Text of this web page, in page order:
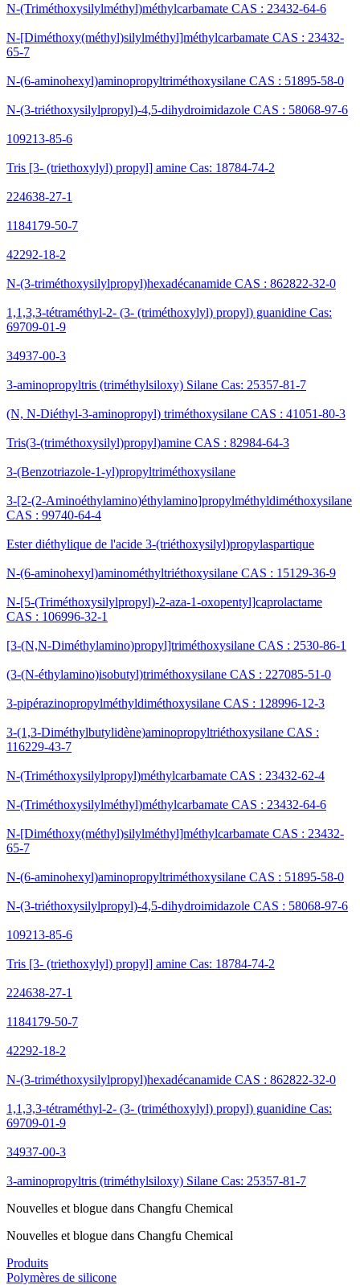
N-(Triméthoxysilylméthyl)méthylcarbamate CAS : 23432-64-6
N-[Diméthoxy(méthyl)silylméthyl]méthylcarbamate CAS : 23432-
65-7
N-(6-aminohexyl)aminopropyltriméthoxysilane CAS : 51895-58-0
N-(3-triéthoxysilylpropyl)-4,5-dihydroimidazole CAS : 58068-97-6
109213-85-6
Tris [3- (triethoxylyl) propyl] amine Cas: 18784-74-2
224638-27-1
1184179-50-7
42292-18-2
N-(3-triméthoxysilylpropyl)hexadécanamide CAS : 862822-32-0
1,1,3,3-tétraméthyl-2- (3- (triméthoxylyl) propyl) guanidine Cas:
69709-01-9
34937-00-3
3-aminopropyltris (triméthylsiloxy) Silane Cas: 25357-81-7
(N, N-Diéthyl-3-aminopropyl) triméthoxysilane CAS : 41051-80-3
Tris(3-(triméthoxysilyl)propyl)amine CAS : 82984-64-3
3-(Benzotriazole-1-yl)propyltriméthoxysilane
3-[2-(2-Aminoéthylamino)éthylamino]propylméthyldiméthoxysilane
CAS : 99740-64-4
Ester diéthylique de l'acide 3-(triéthoxysilyl)propylaspartique
N-(6-aminohexyl)aminométhyltriéthoxysilane CAS : 15129-36-9
N-[5-(Triméthoxysilylpropyl)-2-aza-1-oxopentyl]caprolactame
CAS : 106996-32-1
[3-(N,N-Diméthylamino)propyl]triméthoxysilane CAS : 2530-86-1
(3-(N-éthylamino)isobutyl)triméthoxysilane CAS : 227085-51-0
3-pipérazinopropylméthyldiméthoxysilane CAS : 128996-12-3
3-(1,3-Diméthylbutylidène)aminopropyltriéthoxysilane CAS :
116229-43-7
N-(Triméthoxysilylpropyl)méthylcarbamate CAS : 23432-62-4
N-(Triméthoxysilylméthyl)méthylcarbamate CAS : 23432-64-6
N-[Diméthoxy(méthyl)silylméthyl]méthylcarbamate CAS : 23432-
65-7
N-(6-aminohexyl)aminopropyltriméthoxysilane CAS : 51895-58-0
N-(3-triéthoxysilylpropyl)-4,5-dihydroimidazole CAS : 58068-97-6
109213-85-6
Tris [3- (triethoxylyl) propyl] amine Cas: 18784-74-2
224638-27-1
1184179-50-7
42292-18-2
N-(3-triméthoxysilylpropyl)hexadécanamide CAS : 862822-32-0
1,1,3,3-tétraméthyl-2- (3- (triméthoxylyl) propyl) guanidine Cas:
69709-01-9
34937-00-3
3-aminopropyltris (triméthylsiloxy) Silane Cas: 25357-81-7
Nouvelles et blogue dans Changfu Chemical
Nouvelles et blogue dans Changfu Chemical
Produits
Polymères de silicone